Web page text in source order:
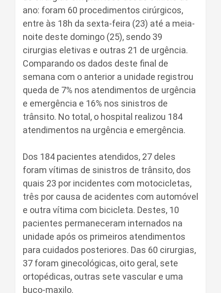
ano: foram 60 procedimentos cirúrgicos,
entre às 18h da sexta-feira (23) até a meia-
noite deste domingo (25), sendo 39
cirurgias eletivas e outras 21 de urgência.
Comparando os dados deste final de
semana com o anterior a unidade registrou
queda de 7% nos atendimentos de urgência
e emergência e 16% nos sinistros de
trânsito. No total, o hospital realizou 184
atendimentos na urgência e emergência.
Dos 184 pacientes atendidos, 27 deles
foram vítimas de sinistros de trânsito, dos
quais 23 por incidentes com motocicletas,
três por causa de acidentes com automóvel
e outra vítima com bicicleta. Destes, 10
pacientes permaneceram internados na
unidade após os primeiros atendimentos
para cuidados posteriores. Das 60 cirurgias,
37 foram ginecológicas, oito geral, sete
ortopédicas, outras sete vascular e uma
buco-maxilo.